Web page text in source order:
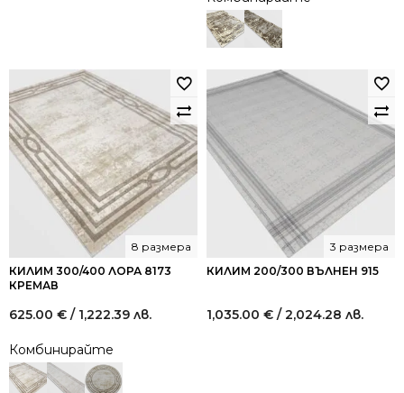
КИЛИМ 300/400 ЛОРА 8173
КРЕМАВ
8 размера
625.00 € / 1,222.39 лв.
Комбинирайте
КИЛИМ 200/300 ВЪЛНЕН 915
3 размера
1,035.00 € / 2,024.28 лв.